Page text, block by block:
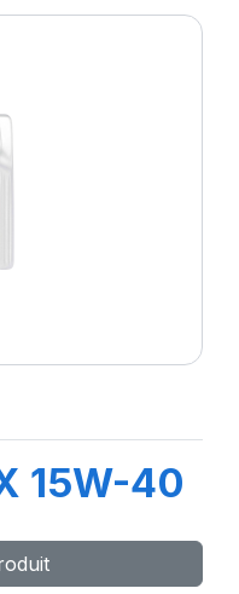
15W-40